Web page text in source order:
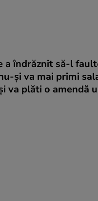
a îndrăznit să-l
și va mai primi
va plăti o amendă